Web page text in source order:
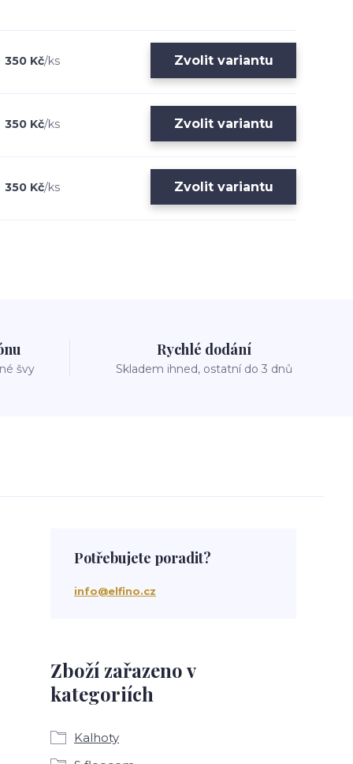
350 Kč/ks Zvolit variantu
350 Kč/ks Zvolit variantu
350 Kč/ks Zvolit variantu
švy
Rychlé dodání
Skladem ihned, ostatní do 3 dnů
Zboží zařazeno v
kategoriích
Kalhoty
Potřebujete poradit?
info@elfino.cz